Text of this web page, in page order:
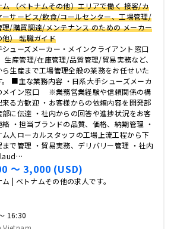
ム （ベトナムその他）エリアで働く 接客/カ
ーサービス/飲食/コールセンター、工場管理/
理/購買調達/メンテナンス のための メーカー
他） 転職ガイド
シューズメーカー・メインクライアント窓口
生産管理/在庫管理/品質管理/貿易実務など、
ら生産まで工場管理全般の業務をお任せいた
。 ■主な業務内容 ・日系大手シューズメーカ
メイン窓口 ※業務営業経験や信頼関係の構
来る方歓迎 ・お客様からの依頼内容を開発部
部に伝達 ・社内からの回答や進捗状況をお客
絡 ・担当ブランドの品質、価格、納期管理 ・
ム人ローカルスタッフの工場上流工程から下
まで管理 ・貿易実務、デリバリー管理 ・社内
〜 3,000 (USD)
| ベトナムその他の求人です。
16:30